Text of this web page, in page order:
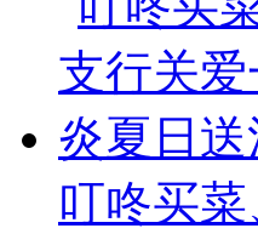
叮咚买